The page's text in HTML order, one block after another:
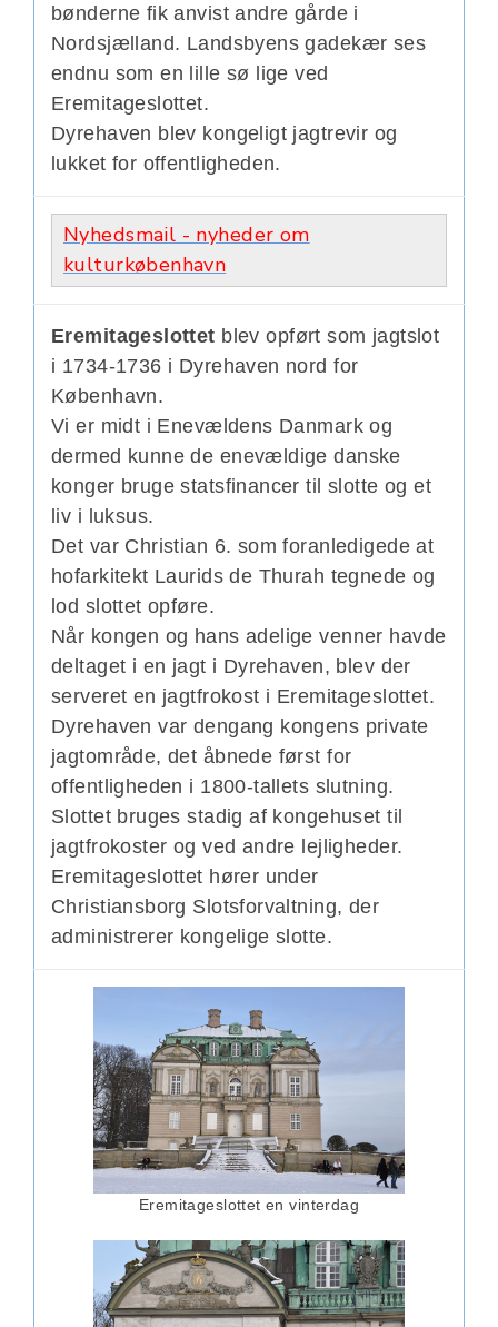
bønderne fik anvist andre gårde i
Nordsjælland. Landsbyens gadekær ses
endnu som en lille sø lige ved
Eremitageslottet.
Dyrehaven blev kongeligt jagtrevir og
lukket for offentligheden.
Nyhedsmail - nyheder om
kulturkøbenhavn
Eremitageslottet blev opført som jagtslot
i 1734-1736 i Dyrehaven nord for
København.
Vi er midt i Enevældens Danmark og
dermed kunne de enevældige danske
konger bruge statsfinancer til slotte og et
liv i luksus.
Det var Christian 6. som foranledigede at
hofarkitekt Laurids de Thurah tegnede og
lod slottet opføre.
Når kongen og hans adelige venner havde
deltaget i en jagt i Dyrehaven, blev der
serveret en jagtfrokost i Eremitageslottet.
Dyrehaven var dengang kongens private
jagtområde, det åbnede først for
offentligheden i 1800-tallets slutning.
Slottet bruges stadig af kongehuset til
jagtfrokoster og ved andre lejligheder.
Eremitageslottet hører under
Christiansborg Slotsforvaltning, der
administrerer kongelige slotte.
Eremitageslottet en vinterdag